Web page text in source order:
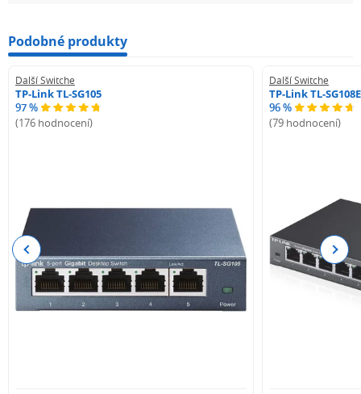
Podobné produkty
Další Switche
TP-Link TL-SG105
97 %
(176 hodnocení)
Další Switche
TP-Link TL-SG108E
96 %
(79 hodnocení)
Previous Next